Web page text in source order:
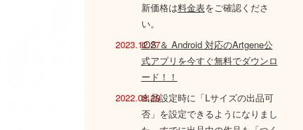
新価格は料金表をご確認くださ
い。
2023.12.27iOS ＆ Android 対応のArtgene公
式アプリを今すぐ無料でダウンロ
ード！！
2022.08.29出品設定時に「Lサイズの出品可
否」を設定できるようになりまし